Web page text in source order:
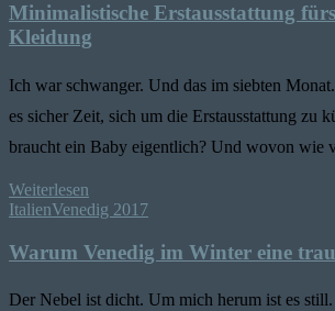
Minimalistische Erstausstattung
Kleidung
Ich war schwanger. Und das im siebten
es sicher Zeit, sich um die Erstausstattung zu
braucht ein Baby eigentlich? Und wovon wie
Weiterlesen
ItalienVenedig 2017
Warum Venedig im Winter eine
Der Nebel ist dicht. Um mich herum ist es